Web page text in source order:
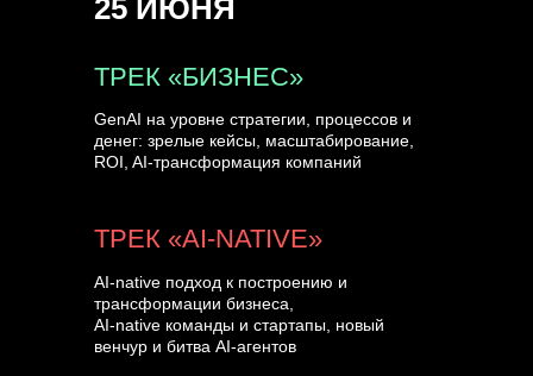
ТРЕК «БИЗНЕС»
GenAI на уровне стратегии, процессов и
денег: зрелые кейсы, масштабирование,
ROI, AI-трансформация компаний
AI-native подход к построению и
трансформации бизнеса,
AI-native команды и стартапы, новый
венчур и битва AI-агентов
ТРЕК «AI-NATIVE»
25 ИЮНЯ
УЗНАТЬ БОЛЬШЕ